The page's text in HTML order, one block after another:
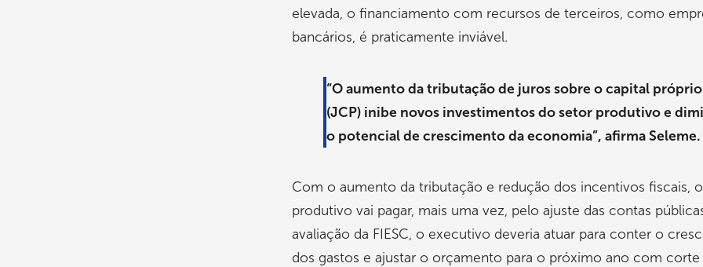
elevada, o financiamento com recursos de terceiros, como
bancários, é praticamente inviável.
“O aumento da tributação de juros sobre o capital próprio
(JCP) inibe novos investimentos do setor produtivo e
o potencial de crescimento da economia”, afirma Seleme.
Com o aumento da tributação e redução dos incentivos fiscais,
produtivo vai pagar, mais uma vez, pelo ajuste das contas
avaliação da FIESC, o executivo deveria atuar para conter o
dos gastos e ajustar o orçamento para o próximo ano com corte